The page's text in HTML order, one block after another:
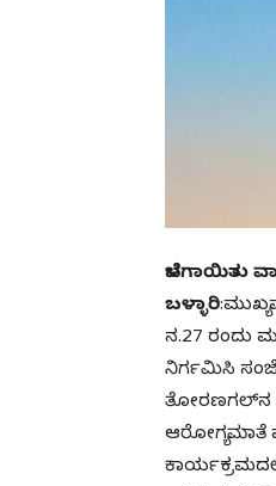
ಬೆಳಗಾಯಿತು
ಬಳ್ಳಾರಿ
ನ.27 ರಂದು
ನಿರ್ಗಮಿಸಿ ಸಂಜೆ
ತೋರಣಗಲ್‌ನ
ಆರೋಗ್ಯಮಾತೆ